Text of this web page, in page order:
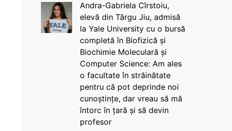
Andra-Gabriela Cîrstoiu,
elevă din Târgu Jiu, admisă
la Yale University cu o bursă
completă în Biofizică și
Biochimie Moleculară și
Computer Science: Am ales
o facultate în străinătate
pentru că pot deprinde noi
cunoștințe, dar vreau să mă
întorc în țară și să devin
profesor